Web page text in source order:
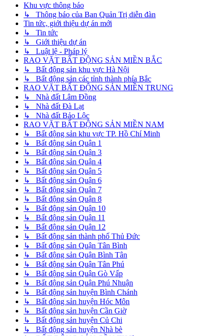
Khu vực thông báo
↳ Thông báo của Ban Quản Trị diễn đàn
Tin tức, giới thiệu dự án mới
↳ Tin tức
↳ Giới thiệu dự án
↳ Luật lệ - Pháp lý
RAO VẶT BẤT ĐỘNG SẢN MIỀN BẮC
↳ Bất động sản khu vực Hà Nội
↳ Bất động sản các tỉnh thành phía Bắc
RAO VẶT BẤT ĐỘNG SẢN MIỀN TRUNG
↳ Nhà đất Lâm Đồng
↳ Nhà đất Đà Lạt
↳ Nhà đất Bảo Lộc
RAO VẶT BẤT ĐỘNG SẢN MIỀN NAM
↳ Bất động sản khu vực TP. Hồ Chí Minh
↳ Bất động sản Quận 1
↳ Bất động sản Quận 3
↳ Bất động sản Quận 4
↳ Bất động sản Quận 5
↳ Bất động sản Quận 6
↳ Bất động sản Quận 7
↳ Bất động sản Quận 8
↳ Bất động sản Quận 10
↳ Bất động sản Quận 11
↳ Bất động sản Quận 12
↳ Bất động sản thành phố Thủ Đức
↳ Bất động sản Quận Tân Bình
↳ Bất động sản Quận Bình Tân
↳ Bất động sản Quận Tân Phú
↳ Bất động sản Quận Gò Vấp
↳ Bất động sản Quận Phú Nhuận
↳ Bất động sản huyện Bình Chánh
↳ Bất động sản huyện Hóc Môn
↳ Bất động sản huyện Cần Giờ
↳ Bất động sản huyện Củ Chi
↳ Bất động sản huyện Nhà bè